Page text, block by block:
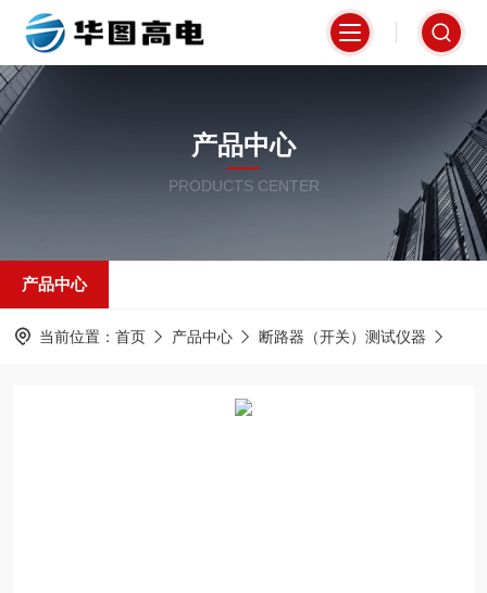
产品中心
PRODUCTS CENTER
产品中心
当前位置： 首页 产品中心 断路器（开关）测试仪器